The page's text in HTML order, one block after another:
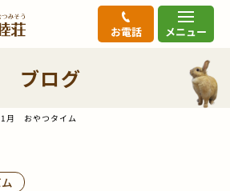
メニュー
お電話
ブログ
月 おやつタイム